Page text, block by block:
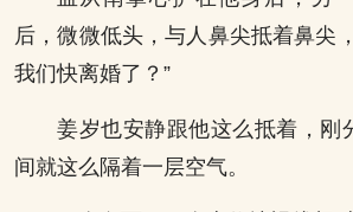
后，微微低头，与人鼻尖抵着鼻尖
我们快离婚了？”
姜岁也安静跟他这么抵着，刚
间就这么隔着一层空气。